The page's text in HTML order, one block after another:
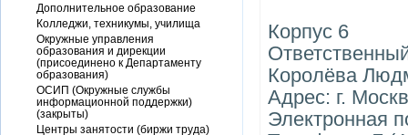
Корпус 6
Королёва
Адрес: г.
Электронная
Дополнительное образование
Колледжи, техникумы, училища
Окружные управления
образования и дирекции
(присоединено к Департаменту
образования)
ОСИП (Окружные службы
информационной поддержки)
(закрыты)
Центры занятости (биржи труда)